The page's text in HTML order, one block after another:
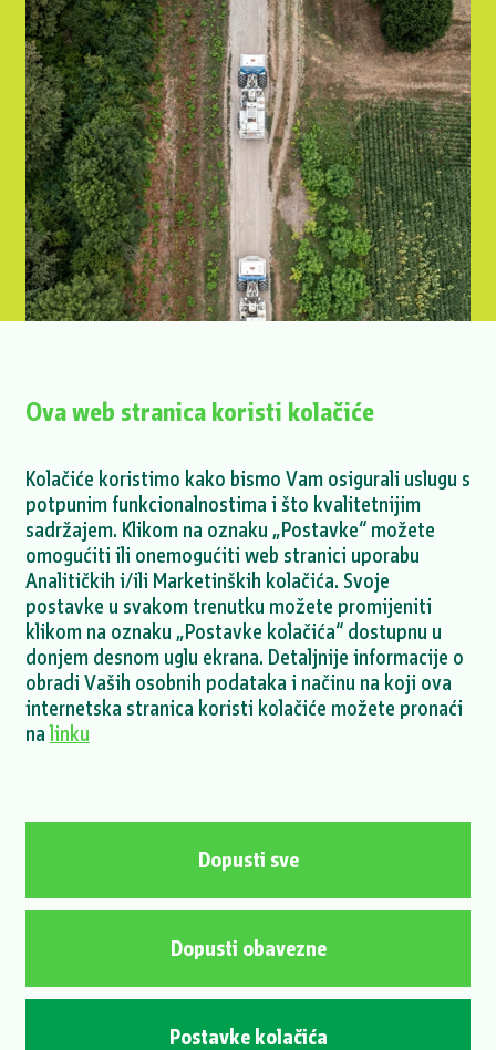
VIŠE NOVOSTI >
magnetotelurska mjerenja u Babinoj Gredi
VIŠE >
© 2026 Energia naturalis d.o.o. / Sva prava pridržana.
OIB 65900776536 | Matični broj 2617277 | MBS 030107258 | Nadležni
uprave, Anton Barbir, član uprave | Temeljni kapital 16.643.440,00
Ova web stranica koristi kolačiće
Kolačiće koristimo kako bismo Vam osigurali uslugu s
potpunim funkcionalnostima i što kvalitetnijim
sadržajem. Klikom na oznaku „Postavke“ možete
omogućiti ili onemogućiti web stranici uporabu
Analitičkih i/ili Marketinških kolačića. Svoje
postavke u svakom trenutku možete promijeniti
klikom na oznaku „Postavke kolačića“ dostupnu u
donjem desnom uglu ekrana. Detaljnije informacije o
obradi Vaših osobnih podataka i načinu na koji ova
internetska stranica koristi kolačiće možete pronaći
nalinku
Dopusti sve
Dopusti obavezne
Postavke kolačića